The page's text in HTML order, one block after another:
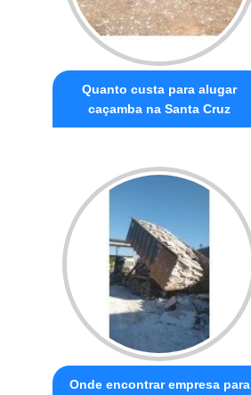
Quanto custa para alugar
caçamba na Santa Cruz
Onde encontrar empresa para